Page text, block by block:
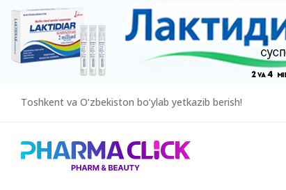
Toshkent va O‘zbekiston bo‘ylab yetkazib berish!